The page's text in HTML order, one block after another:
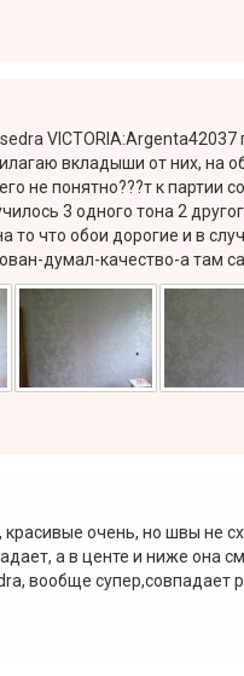
вкладыши от них, на
не понятно???т к партии
3 одного тона 2
то что обои дорогие и в
думал-качество-а там
очень, но швы не
а в центе и ниже она
вообще супер,совпадает